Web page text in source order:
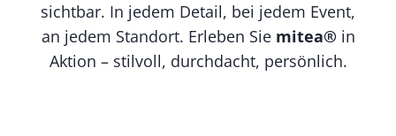
sichtbar. In jedem Detail, bei jedem Event,
an jedem Standort. Erleben Sie mitea® in
Aktion – stilvoll, durchdacht, persönlich.